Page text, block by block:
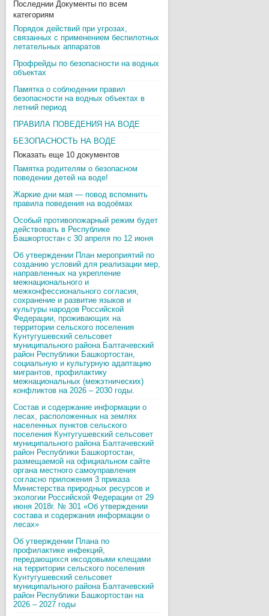
Последнии Документы по всем
категориям
Порядок действий при угрозах,
связанных с применением беспилотных
летательных аппаратов
Профрейды по безопасности на водных
объектах
Памятка о соблюдении правил
безопасности на водных объектах в
летний период
ПРАВИЛА ПОВЕДЕНИЯ НА ВОДЕ
БЕЗОПАСНОСТЬ НА ВОДЕ
Показать еще 10 документов
Памятка родителям о безопасном
поведении детей на воде!
Жаркие дни мая — повод вспомнить
правила поведения на водоёмах
Особый противопожарный режим будет
действовать в Республике
Башкортостан с 30 апреля по 12 июня
Об утверждении План мероприятий по
созданию условий для реализации мер,
направленных на укрепление
межнационального и
межконфессионального согласия,
сохранение и развитие языков и
культуры народов Российской
Федерации, проживающих на
территории сельского поселения
Кунтугушевский сельсовет
муниципального района Балтачевский
район Республики Башкортостан,
социальную и культурную адаптацию
мигрантов, профилактику
межнациональных (межэтнических)
конфликтов на 2026 – 2030 годы.
Состав и содержание информации о
лесах, расположенных на землях
населенных пунктов сельского
поселения Кунтугушевский сельсовет
муниципального района Балтачевский
район Республики Башкортостан,
размещаемой на официальном сайте
органа местного самоуправления
согласно приложения 3 приказа
Министерства природных ресурсов и
экологии Российской Федерации от 29
июня 2018г. № 301 «Об утверждении
состава и содержания информации о
лесах»
Об утверждении Плана по
профилактике инфекций,
передающихся иксодовыми клещами
на территории сельского поселения
Кунтугушевский сельсовет
муниципального района Балтачевский
район Республики Башкортостан на
2026 – 2027 годы